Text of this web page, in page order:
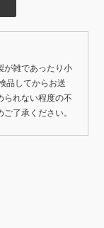
が雑であったり小
品してからお送
られない程度の不
了承ください。